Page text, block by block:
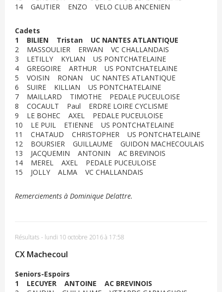
14 GAUTIER ENZO VELO CLUB ANCENIEN
Cadets
1 BILIEN Tristan UC NANTES ATLANTIQUE
2 MASSOULIER ERWAN VC CHALLANDAIS
3 LETILLY KYLIAN US PONTCHATELAINE
4 GREGOIRE ARTHUR US PONTCHATELAINE
5 VOISIN RONAN UC NANTES ATLANTIQUE
6 SUIRE KILLIAN US PONTCHATELAINE
7 MAILLARD TIMOTHE PEDALE PUCEULOISE
8 COCAULT Paul ERDRE LOIRE CYCLISME
9 LE BOHEC AXEL PEDALE PUCEULOISE
10 LE PUIL ETIENNE US PONTCHATELAINE
11 CHATAUD CHRISTOPHER US PONTCHATELAINE
12 BOURSIER GUILLAUME GUIDON MACHECOULAIS
13 JACQUEMIN ANTONIN AC BREVINOIS
14 MEREL AXEL PEDALE PUCEULOISE
15 JOLLY ALMA VC CHALLANDAIS
Remerciements à Dominique Delattre.
Résultats - lundi 10 octobre 2016 à 17:58
CX Machecoul
Seniors-Espoirs
1 LECUYER ANTOINE AC BREVINOIS